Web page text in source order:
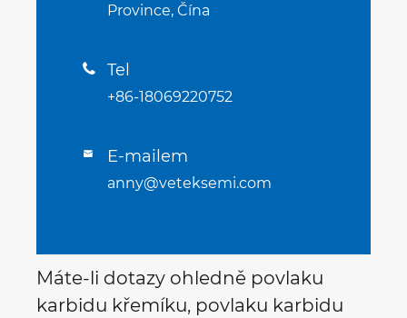
Province, Čína
 Tel
+86-18069220752
 E-mailem
anny@veteksemi.com
Máte-li dotazy ohledně povlaku
karbidu křemíku, povlaku karbidu